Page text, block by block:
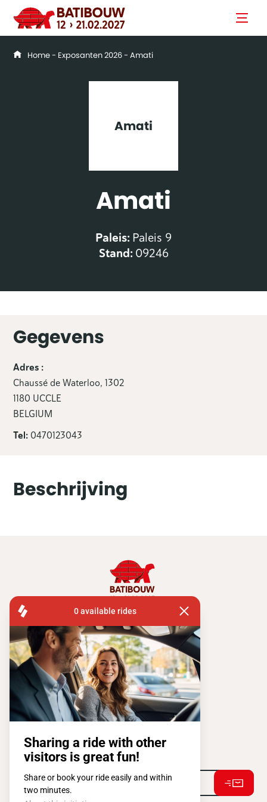
Home- Exposanten 2026- Amati
Amati
Amati
Paleis: Paleis 9
Stand: 09246
Gegevens
Adres :
Chaussé de Waterloo, 1302
1180 UCCLE
BELGIUM
Tel: 0470123043
Beschrijving
FISA OPERATIONS
ATOMIUMSQUARE, 1 PB 505
1020 BRUSSEL
Tel:+ 32 2 663 14 01
Stay connected !